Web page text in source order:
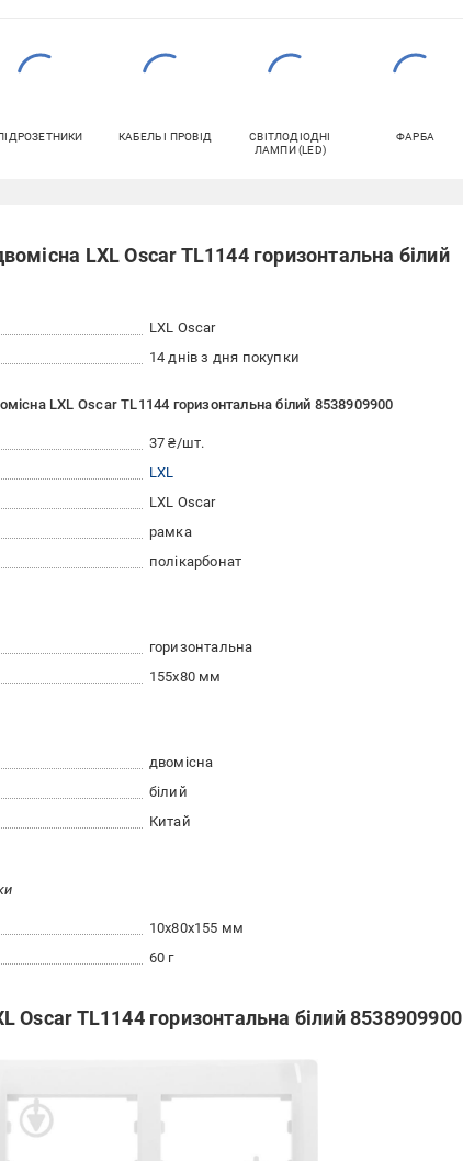
КАБЕЛЬ І ПРОВІД
СВІТЛОДІОДНІ
ЛАМПИ (LED)
ФАРБА
LXL Oscar TL1144 горизонтальна білий
LXL Oscar
14 днів з дня покупки
LXL Oscar TL1144 горизонтальна білий 8538909900
37 ₴/шт.
LXL
LXL Oscar
рамка
полікарбонат
горизонтальна
155x80 мм
двомісна
білий
Китай
10x80x155 мм
60 г
Oscar TL1144 горизонтальна білий 8538909900